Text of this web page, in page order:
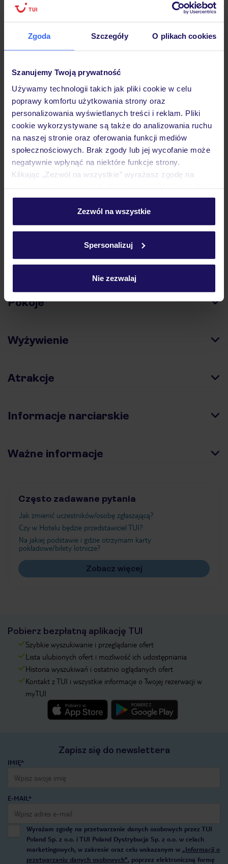
Zgoda Szczegóły O plikach cookies
Szanujemy Twoją prywatność
Używamy technologii takich jak pliki cookie w celu
poprawy komfortu użytkowania strony oraz
personalizowania wyświetlanych treści i reklam. Pliki
cookie wykorzystywane są także do analizowania ruchu
na naszej stronie oraz oferowania funkcji mediów
społecznościowych. Brak zgody lub jej wycofanie może
negatywnie wpłynąć na niektóre funkcje strony.
Klikając „Zezwól na wszystkie” wyrażasz zgodę na
personalizować swój wybór wchodząc w zakładkę
Szczegółowe informacje o plikach cookie znajdziesz
Zezwól na wszystkie
Spersonalizuj
Nie zezwalaj
Sprawdź szczegóły
wariantów ochrony »
Dlaczego warto wybrać TUI?
Lider niskich cen
Największe biuro
podróży w Polsce
30 lat w
Hotel
Opinie
Pokoje
Wyżywienie
Atrakcje
Informacje narciarskie
Ważne informacje
Często zadawane pytania
Jak zmienić uczestników/osobę zgłaszającą?
Czy w Hotelu będzie przedstawiciel TUI?
Na jakiej podstawie i gdzie otrzymam karty
pokładowe/bilety lotnicze?
Zobacz więcej
Pobierz bezpłatną aplikację TUI
Szybkie wyszukiwanie i przeglądanie ofert
Lista ulubionych ofert i możliwość ich udostępniania
Historia wyszukiwań i ostatnio oglądanych ofert
Kontakt z TUI i wszystkie informacje o Twojej rezerwacji w
myTUI
Zapisz się do newslettera
IMIĘ*
E-MAIL*
Wyrażam zgodę na przetwarzanie danych osobowych przez TUI
Poland Sp. z o.o. i TUI Poland Dystrybucja Sp. z o.o. w celach
marketingowych, w zakresie oraz celu wskazanym w „Informacji o
przetwarzaniu danych osobowych”, poprzez elektroniczną formę